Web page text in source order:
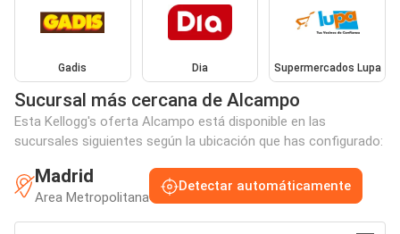
Gadis Dia Supermercados Lupa
Sucursal más cercana de Alcampo
Esta Kellogg's oferta Alcampo está disponible en las
sucursales siguientes según la ubicación que has configurado:
Madrid
Area Metropolitana
Detectar automáticamente